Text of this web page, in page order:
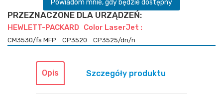
Powiadom mnie, gdy będzie dostępny
PRZEZNACZONE DLA URZĄDZEŃ:
HEWLETT-PACKARD Color LaserJet :
CM3530/fs MFP CP3520 CP3525/dn/n
Opis Szczegóły produktu